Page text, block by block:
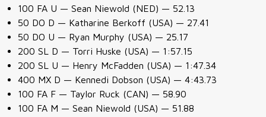
100 FA U — Sean Niewold (NED) — 52.13
50 DO D — Katharine Berkoff (USA) — 27.41
50 DO U — Ryan Murphy (USA) — 25.17
200 SL D — Torri Huske (USA) — 1:57.15
200 SL U — Henry McFadden (USA) — 1:47.34
400 MX D — Kennedi Dobson (USA) — 4:43.73
100 FA F — Taylor Ruck (CAN) — 58.90
100 FA M — Sean Niewold (USA) — 51.88